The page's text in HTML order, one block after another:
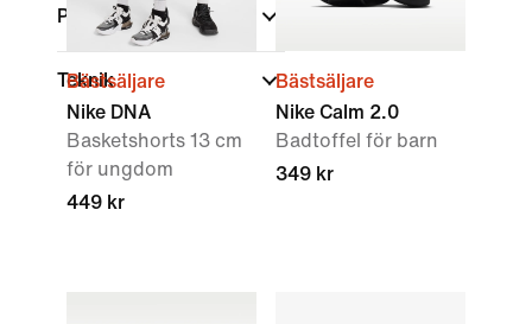
Passform
Teknik
Bästsäljare
Nike DNA
Basketshorts 13 cm
för ungdom
449 kr
Bästsäljare
Nike Calm 2.0
Badtoffel för barn
349 kr